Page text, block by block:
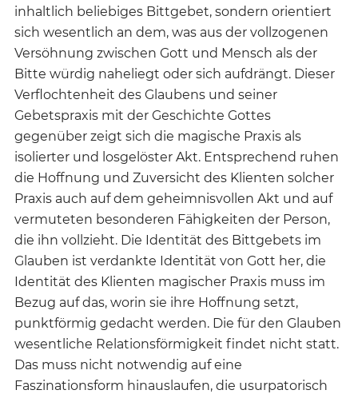
inhaltlich beliebiges Bittgebet, sondern orientiert
sich wesentlich an dem, was aus der vollzogenen
Versöhnung zwischen Gott und Mensch als der
Bitte würdig naheliegt oder sich aufdrängt. Dieser
Verflochtenheit des Glaubens und seiner
Gebetspraxis mit der Geschichte Gottes
gegenüber zeigt sich die magische Praxis als
isolierter und losgelöster Akt. Entsprechend ruhen
die Hoffnung und Zuversicht des Klienten solcher
Praxis auch auf dem geheimnisvollen Akt und auf
vermuteten besonderen Fähigkeiten der Person,
die ihn vollzieht. Die Identität des Bittgebets im
Glauben ist verdankte Identität von Gott her, die
Identität des Klienten magischer Praxis muss im
Bezug auf das, worin sie ihre Hoffnung setzt,
punktförmig gedacht werden. Die für den Glauben
wesentliche Relationsförmigkeit findet nicht statt.
Das muss nicht notwendig auf eine
Faszinationsform hinauslaufen, die usurpatorisch